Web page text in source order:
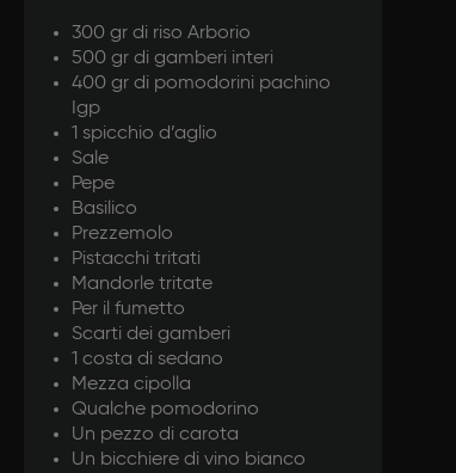
300 gr di riso Arborio
500 gr di gamberi interi
400 gr di pomodorini pachino
Igp
1 spicchio d’aglio
Sale
Pepe
Basilico
Prezzemolo
Pistacchi tritati
Mandorle tritate
Per il fumetto
Scarti dei gamberi
1 costa di sedano
Mezza cipolla
Qualche pomodorino
Un pezzo di carota
Un bicchiere di vino bianco